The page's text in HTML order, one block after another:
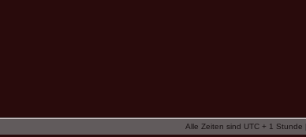
Alle Zeiten sind UTC + 1 Stunde